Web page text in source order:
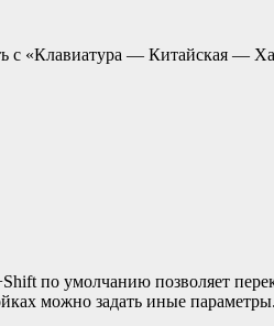
с «Клавиатура — Китайская —
по умолчанию позволяет
можно задать иные параметры.